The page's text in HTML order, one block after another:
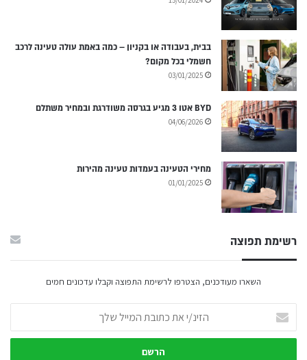
בבית, בעבודה או בקניון – כמה באמת עולה טעינה לרכב
חשמלי בכל מקום?
03/01/2025
BYD אטו 3 מגיע בגרסה משודרגת ובמחיר משתלם
04/06/2026
מחירי הטעינה בעמדות טעינה מהירות
01/01/2025
רשימת תפוצה
השארו מעודכנים, הצטרפו לרשימת התפוצה וקבלו עדכונים חמים
את
כתובת